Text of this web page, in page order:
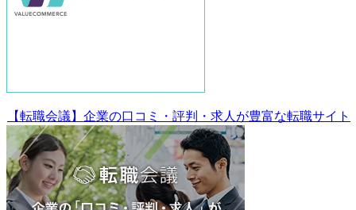
【転職会議】企業の口コミ・評判・求人が豊富な転職サイト